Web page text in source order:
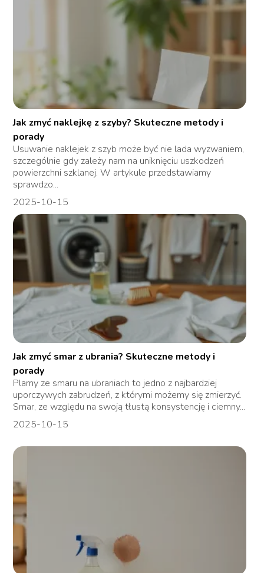
Jak zmyć naklejkę z szyby? Skuteczne metody i
porady
Usuwanie naklejek z szyb może być nie lada wyzwaniem,
szczególnie gdy zależy nam na uniknięciu uszkodzeń
powierzchni szklanej. W artykule przedstawiamy
sprawdzo...
2025-10-15
Jak zmyć smar z ubrania? Skuteczne metody i
porady
Plamy ze smaru na ubraniach to jedno z najbardziej
uporczywych zabrudzeń, z którymi możemy się zmierzyć.
Smar, ze względu na swoją tłustą konsystencję i ciemny...
2025-10-15